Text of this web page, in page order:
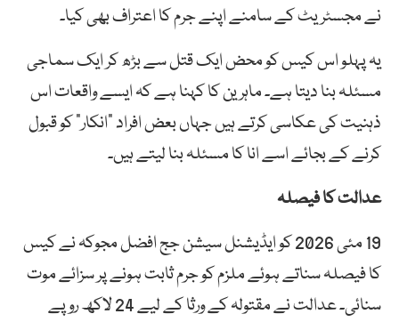
نے مجسٹریٹ کے سامنے اپنے جرم کا اعتراف بھی کیا۔
یہ پہلو اس کیس کو محض ایک قتل سے بڑھ کر ایک سماجی
مسئلہ بنا دیتا ہے۔ ماہرین کا کہنا ہے کہ ایسے واقعات اس
ذہنیت کی عکاسی کرتے ہیں جہاں بعض افراد “انکار” کو قبول
کرنے کے بجائے اسے انا کا مسئلہ بنا لیتے ہیں۔
عدالت کا فیصلہ
19 مئی 2026 کو ایڈیشنل سیشن جج افضل مجوکہ نے کیس
کا فیصلہ سناتے ہوئے ملزم کو جرم ثابت ہونے پر سزائے موت
سنائی۔ عدالت نے مقتولہ کے ورثا کے لیے 24 لاکھ روپے